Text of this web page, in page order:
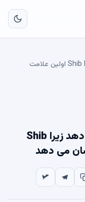
Shiba Inu Toncoin را نشان می دهد زیرا Shib Price اولین علامت
Shiba Inu Toncoin را نشان می دهد زیرا Shib